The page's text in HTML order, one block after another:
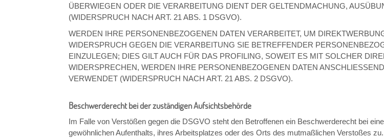
ÜBERWIEGEN ODER DIE VERARBEITUNG DIENT DER GELTENDMACHUNG,
(WIDERSPRUCH NACH ART. 21 ABS. 1 DSGVO).
WERDEN IHRE PERSONENBEZOGENEN DATEN VERARBEITET, UM
WIDERSPRUCH GEGEN DIE VERARBEITUNG SIE BETREFFENDER
EINZULEGEN; DIES GILT AUCH FÜR DAS PROFILING, SOWEIT ES MIT SOLCHER
WIDERSPRECHEN, WERDEN IHRE PERSONENBEZOGENEN DATEN
VERWENDET (WIDERSPRUCH NACH ART. 21 ABS. 2 DSGVO).
Beschwerderecht bei der zuständigen Aufsichtsbehörde
Im Falle von Verstößen gegen die DSGVO steht den Betroffenen ein Beschwerderecht bei
gewöhnlichen Aufenthalts, ihres Arbeitsplatzes oder des Orts des mutmaßlichen Verstoßes